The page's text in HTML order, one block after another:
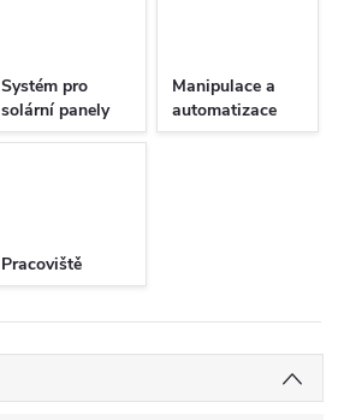
Systém pro
solární panely
Manipulace a
automatizace
Pracoviště